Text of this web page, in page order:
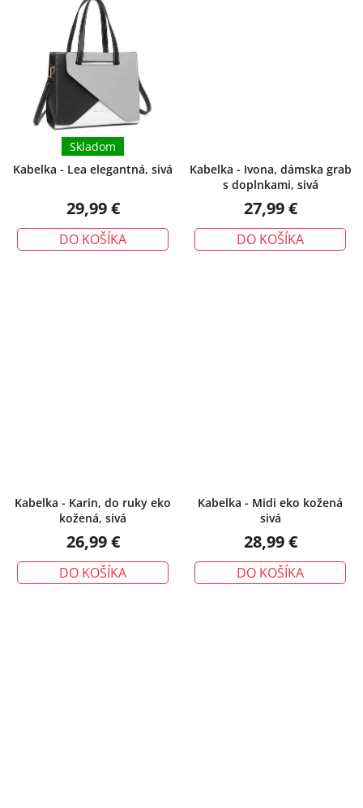
Kabelka - Lea elegantná, sivá
Skladom
29,99 €
DO KOŠÍKA
Kabelka - Ivona, dámska grab
s doplnkami, sivá
27,99 €
DO KOŠÍKA
Kabelka - Karin, do ruky eko
kožená, sivá
26,99 €
DO KOŠÍKA
Kabelka - Midi eko kožená
sivá
28,99 €
DO KOŠÍKA